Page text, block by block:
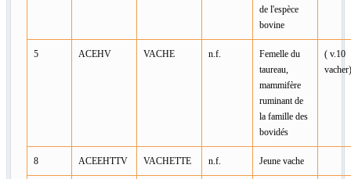
de l'espèce
bovine
5 ACEHV VACHE n.f.
Femelle du
taureau,
mammifère
ruminant de
la famille des
bovidés
( v.10
8 ACEEHTTV VACHETTE n.f. Jeune vache